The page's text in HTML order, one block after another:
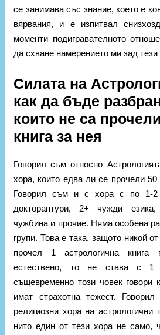
се занимава със знание, което е
вярвания, и е изпитвал
моменти подигравателното
да схване намерението ми зад
Силата на
как да бъде
които не са
книга за нея
Говорил съм относно
хора, които едва ли се прочели 50
Говорил съм и с хора с по 1-2
докторантури, 2+ чужди
чужбина и прочие. Няма особена
групи. Това е така, защото никой
прочел 1 астрологична
естествено, то не става
същевременно този човек
имат страхотна тежест.
религиозни хора на
нито един от тези хора не само,